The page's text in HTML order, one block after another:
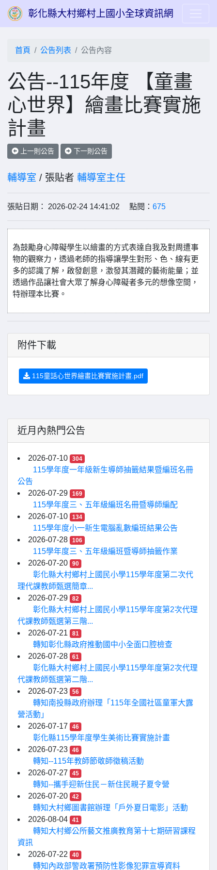
彰化縣大村鄉村上國小全球資訊網
首頁 公告列表 公告內容
公告--115年度 【童畫
心世界】繪畫比賽實施
計畫
上一則公告 下一則公告
輔導室 / 張貼者 輔導室主任
張貼日期： 2026-02-24 14:41:02 點閱： 675
為鼓勵身心障礙學生以繪畫的方式表達自我及對周遭事
物的觀察力，透過老師的指導讓學生對形、色、線有更
多的認識了解，啟發創意，激發其潛藏的藝術能量；並
透過作品讓社會大眾了解身心障礙者多元的想像空間，
特辦理本比賽。
附件下載
115童話心世界繪畫比賽實施計畫.pdf
近月內熱門公告
2026-07-10 304
115學年度一年級新生導師抽籤結果暨編班名冊
公告
2026-07-29
169
115學年度三、五年級編班名冊暨導師編配
2026-07-10
134
115學年度小一新生電腦亂數編班結果公告
2026-07-28
106
115學年度三、五年級編班暨導師抽籤作業
2026-07-20
90
彰化縣大村鄉村上國民小學115學年度第二次代
理代課教師甄選簡章...
2026-07-29
82
彰化縣大村鄉村上國民小學115學年度第2次代理
代課教師甄選第三階...
2026-07-21
81
轉知彰化縣政府推動國中小全面口腔檢查
2026-07-28
61
彰化縣大村鄉村上國民小學115學年度第2次代理
代課教師甄選第二階...
2026-07-23
56
轉知南投縣政府辦理「115年全國社區童軍大露
營活動」
2026-07-17
46
彰化縣115學年度學生美術比賽實施計畫
2026-07-23
46
轉知--115年教師節敬師徵稿活動
2026-07-27
45
轉知--攜手迎新住民－新住民親子夏令營
2026-07-20
42
轉知大村鄉圖書館辦理「戶外夏日電影」活動
2026-08-04
41
轉知大村鄉公所藝文推廣教育第十七期研習課程
資訊
2026-07-22
40
轉知內政部警政署預防性影像犯罪宣導資料